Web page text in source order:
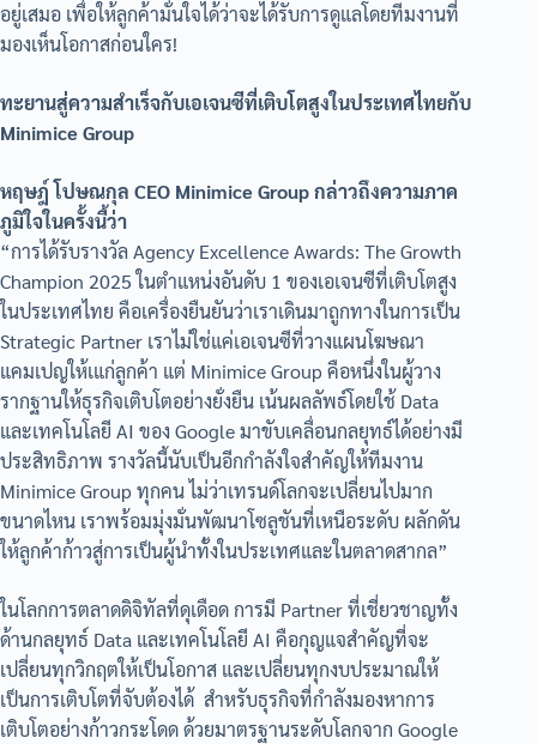
อยู่เสมอ เพื่อให้ลูกค้ามั่นใจได้ว่าจะได้รับการดูแลโดยทีมงานที่
มองเห็นโอกาสก่อนใคร!
ทะยานสู่ความสำเร็จกับเอเจนซีที่เติบโตสูงในประเทศไทยกับ
Minimice Group
หฤษฎ์ โปษณกุล CEO Minimice Group กล่าวถึงความภาค
ภูมิใจในครั้งนี้ว่า
“การได้รับรางวัล Agency Excellence Awards: The Growth
Champion 2025 ในตำแหน่งอันดับ 1 ของเอเจนซีที่เติบโตสูง
ในประเทศไทย คือเครื่องยืนยันว่าเราเดินมาถูกทางในการเป็น
Strategic Partner เราไม่ใช่แค่เอเจนซีที่วางแผนโฆษณา
แคมเปญให้เแก่ลูกค้า แต่ Minimice Group คือหนึ่งในผู้วาง
รากฐานให้ธุรกิจเติบโตอย่างยั่งยืน เน้นผลลัพธ์โดยใช้ Data
และเทคโนโลยี AI ของ Google มาขับเคลื่อนกลยุทธ์ได้อย่างมี
ประสิทธิภาพ รางวัลนี้นับเป็นอีกกำลังใจสำคัญให้ทีมงาน
Minimice Group ทุกคน ไม่ว่าเทรนด์โลกจะเปลี่ยนไปมาก
ขนาดไหน เราพร้อมมุ่งมั่นพัฒนาโซลูชันที่เหนือระดับ ผลักดัน
ให้ลูกค้าก้าวสู่การเป็นผู้นำทั้งในประเทศและในตลาดสากล”
ในโลกการตลาดดิจิทัลที่ดุเดือด การมี Partner ที่เชี่ยวชาญทั้ง
ด้านกลยุทธ์ Data และเทคโนโลยี AI คือกุญแจสำคัญที่จะ
เปลี่ยนทุกวิกฤตให้เป็นโอกาส และเปลี่ยนทุกงบประมาณให้
เป็นการเติบโตที่จับต้องได้ สำหรับธุรกิจที่กำลังมองหาการ
เติบโตอย่างก้าวกระโดด ด้วยมาตรฐานระดับโลกจาก Google